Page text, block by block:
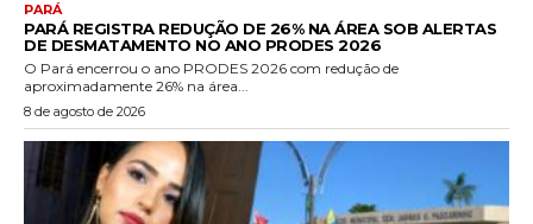
PARÁ
PARÁ REGISTRA REDUÇÃO DE 26% NA ÁREA SOB ALERTAS
DE DESMATAMENTO NO ANO PRODES 2026
O Pará encerrou o ano PRODES 2026 com redução de
aproximadamente 26% na área...
8 de agosto de 2026